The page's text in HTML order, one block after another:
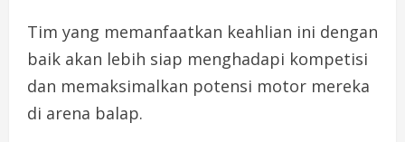
Tim yang memanfaatkan keahlian ini dengan
baik akan lebih siap menghadapi kompetisi
dan memaksimalkan potensi motor mereka
di arena balap.